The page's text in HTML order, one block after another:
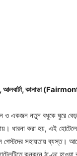
আলবার্টা,
একজন নতুন বধূকে ঘুরে
ধারনা করা হয়, এই
গেস্টদের সহায়তায় ব্যস্ত।
কনকনে ঠাণ্ডা